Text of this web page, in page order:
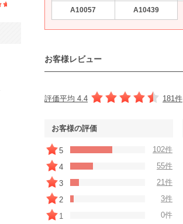
A10057 A10439
お客様レビュー
評価平均 4.4 181件
お客様の評価
5
102件
4
55件
3
21件
2
3件
1
0件